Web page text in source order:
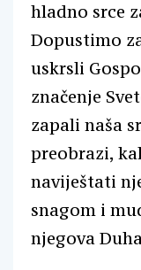
hladno srce
Dopustimo
uskrsli
značenje
zapali naša
preobrazi,
naviještati
snagom i
njegova